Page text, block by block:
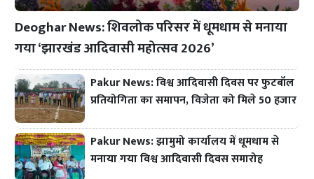
Deoghar News: शिवलोक परिसर में धूमधाम से मनाया
गया ‘झारखंड आदिवासी महोत्सव 2026’
Pakur News: विश्व आदिवासी दिवस पर फुटबॉल
प्रतियोगिता का समापन, विजेता को मिले 50 हजार
Pakur News: झामुमो कार्यालय में धूमधाम से
मनाया गया विश्व आदिवासी दिवस समारोह